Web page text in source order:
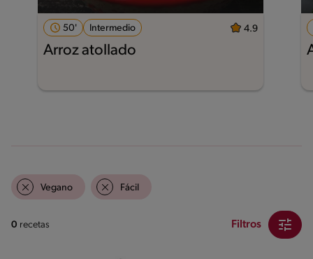
50' Intermedio 4.9
Arroz atollado
Vegano Fácil
0 recetas Filtros